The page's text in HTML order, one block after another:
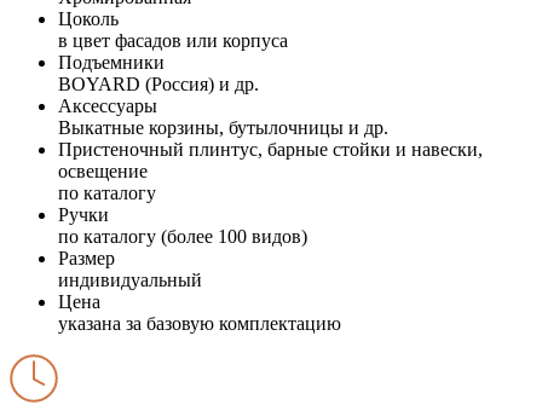
Цоколь
в цвет фасадов или корпуса
Подъемники
BOYARD (Россия) и др.
Аксессуары
Выкатные корзины, бутылочницы и др.
Пристеночный плинтус, барные стойки и навески,
освещение
по каталогу
Ручки
по каталогу (более 100 видов)
Размер
индивидуальный
Цена
указана за базовую комплектацию